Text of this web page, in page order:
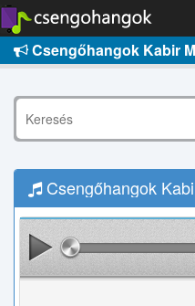
Csengőhangok Kabir
Csengőhangok Kabir